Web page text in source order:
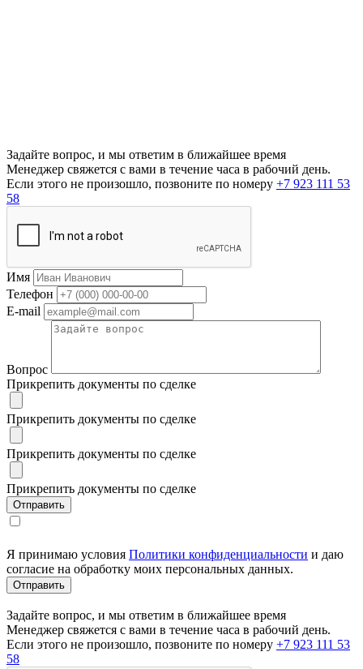
Задайте вопрос, и мы ответим в ближайшее время
Менеджер свяжется с вами в течение часа в рабочий день.
Если этого не произошло, позвоните по номеру +7 923 111 53
58
Имя
Телефон
E-mail
Вопрос
Прикрепить документы по сделке
Прикрепить документы по сделке
Прикрепить документы по сделке
Прикрепить документы по сделке
Я принимаю условия Политики конфиденциальности и даю
согласие на обработку моих персональных данных.
Задайте вопрос, и мы ответим в ближайшее время
Менеджер свяжется с вами в течение часа в рабочий день.
Если этого не произошло, позвоните по номеру +7 923 111 53
58